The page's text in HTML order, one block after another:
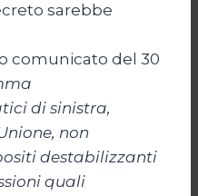
sarebbe
comunicato del 30
di sinistra,
non
destabilizzanti
quali